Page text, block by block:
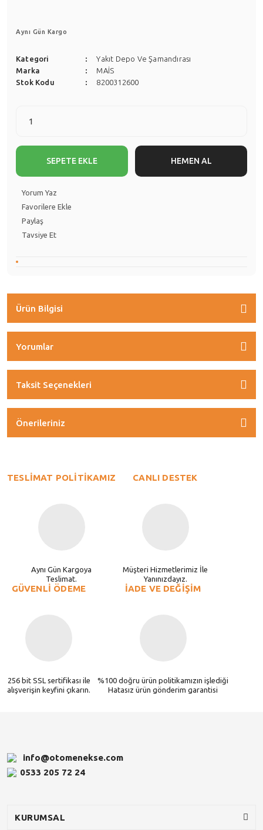
Aynı Gün Kargo
Kategori
Yakıt Depo Ve Şamandırası
Marka
MAİS
Stok Kodu
8200312600
SEPETE EKLE HEMEN AL
Yorum Yaz
Paylaş
Tavsiye Et
Ürün Bilgisi
Yorumlar
Taksit Seçenekleri
Önerileriniz
TESLİMAT POLİTİKAMIZ
Aynı Gün Kargoya
Teslimat.
CANLI DESTEK
Müşteri Hizmetlerimiz İle
Yanınızdayız.
GÜVENLİ ÖDEME
256 bit SSL sertifikası ile
alışverişin keyfini çıkarın.
İADE VE DEĞİŞİM
%100 doğru ürün politikamızın işlediği
Hatasız ürün gönderim garantisi
info@otomenekse.com
0533 205 72 24
KURUMSAL